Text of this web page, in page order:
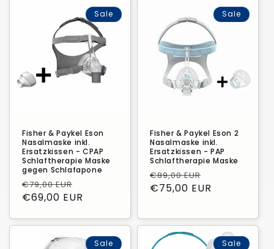
Sale
Fisher & Paykel Eson
Nasalmaske inkl.
Ersatzkissen - CPAP
Schlaftherapie Maske
gegen Schlafapone
Normaler
Preis
€79,00 EUR
Verkaufspreis
€69,00 EUR
Sale
Fisher & Paykel Eson 2
Nasalmaske inkl.
Ersatzkissen - PAP
Schlaftherapie Maske
Normaler
Preis
€89,00 EUR
€75,00 EUR
Sale Sale